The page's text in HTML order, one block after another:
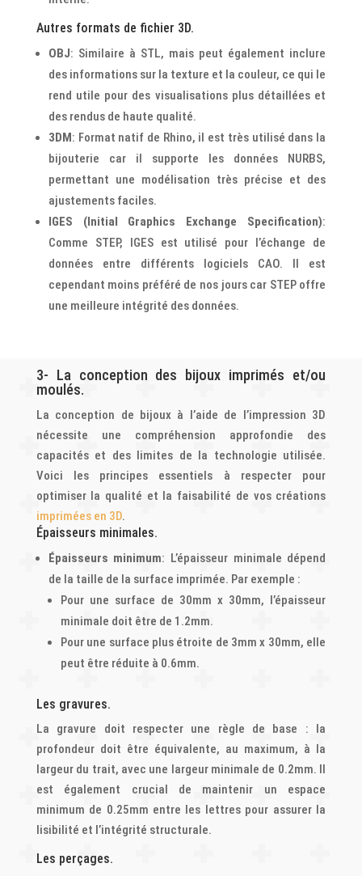
Autres formats de fichier 3D.
OBJ: Similaire à STL, mais peut également inclure
des informations sur la texture et la couleur, ce qui le
rend utile pour des visualisations plus détaillées et
des rendus de haute qualité.
3DM : Format natif de Rhino, il est très utilisé dans la
bijouterie car il supporte les données NURBS,
permettant une modélisation très précise et des
ajustements faciles.
IGES (Initial Graphics Exchange Specification):
Comme STEP, IGES est utilisé pour l’échange de
données entre différents logiciels CAO. Il est
cependant moins préféré de nos jours car STEP offre
une meilleure intégrité des données.
3- La conception des bijoux imprimés et/ou
moulés.
La conception de bijoux à l’aide de l’impression 3D
nécessite une compréhension approfondie des
capacités et des limites de la technologie utilisée.
Voici les principes essentiels à respecter pour
optimiser la qualité et la faisabilité de vos créations
imprimées en 3D.
Épaisseurs minimales.
Épaisseurs minimum: L’épaisseur minimale dépend
de la taille de la surface imprimée. Par exemple :
Pour une surface de 30mm x 30mm, l’épaisseur
minimale doit être de 1.2mm.
Pour une surface plus étroite de 3mm x 30mm, elle
peut être réduite à 0.6mm.
Les gravures.
La gravure doit respecter une règle de base : la
profondeur doit être équivalente, au maximum, à la
largeur du trait, avec une largeur minimale de 0.2mm. Il
est également crucial de maintenir un espace
minimum de 0.25mm entre les lettres pour assurer la
lisibilité et l’intégrité structurale.
Les perçages.